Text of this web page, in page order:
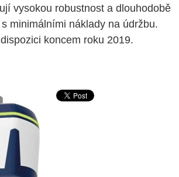
vysokou robustnost a dlouhodobě
minimálními náklady na údržbu.
koncem roku 2019.